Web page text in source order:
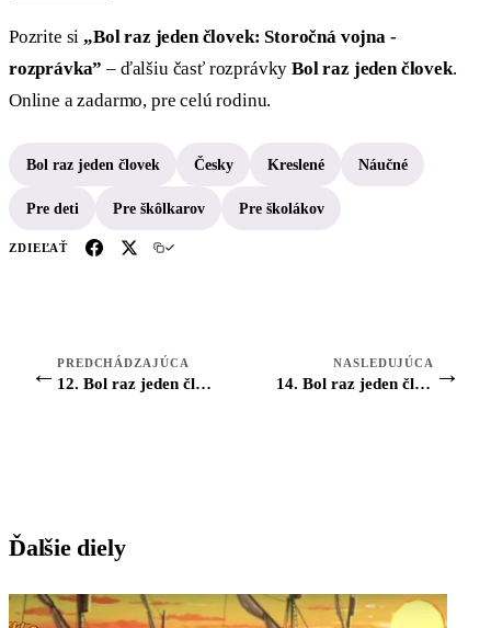
Pozrite si „Bol raz jeden človek: Storočná vojna -
rozprávka” – ďalšiu časť rozprávkyBol raz jeden človek.
Online a zadarmo, pre celú rodinu.
Bol raz jeden človek Česky Kreslené Náučné
Pre deti Pre škôlkarov Pre školákov
ZDIEĽAŤ
← PREDCHÁDZAJÚCA
12. Bol raz jeden človek: Marco Polo
NASLEDUJÚCA
14. Bol raz jeden človek: Renesancia →
Ďalšie diely